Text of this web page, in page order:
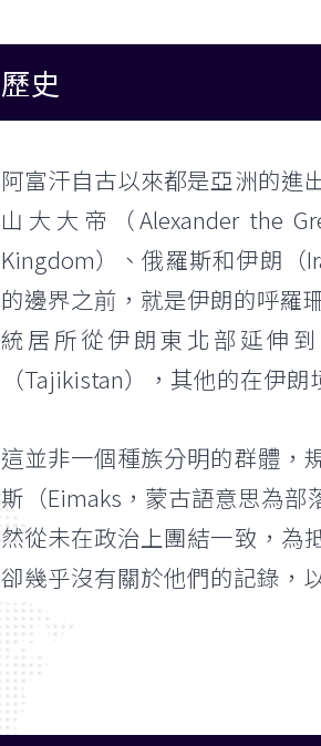
歷史
阿富汗自古以來都是亞洲的
山大大帝（Alexander the
Kingdom）、俄羅斯和伊朗（
的邊界之前，就是伊朗的呼羅
統居所從伊朗東北部延伸
（Tajikistan），其他的在伊朗
這並非一個種族分明的群體
斯（Eimaks，蒙古語意思為
然從未在政治上團結一致，為
卻幾乎沒有關於他們的記錄，